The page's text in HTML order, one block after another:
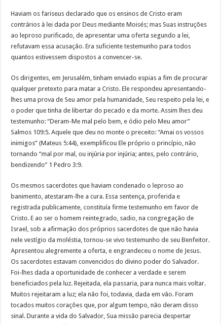
Haviam os fariseus declarado que os ensinos de Cristo eram
contrários à lei dada por Deus mediante Moisés; mas Suas instruções
ao leproso purificado, de apresentar uma oferta segundo a lei,
refutavam essa acusação. Era suficiente testemunho para todos
quantos estivessem dispostos a convencer-se.
Os dirigentes, em Jerusalém, tinham enviado espias a fim de procurar
qualquer pretexto para matar a Cristo. Ele respondeu apresentando-
lhes uma prova de Seu amor pela humanidade, Seu respeito pela lei, e
o poder que tinha de libertar do pecado e da morte. Assim lhes deu
testemunho: “Deram-Me mal pelo bem, e ódio pelo Meu amor”
Salmos 109:5. Aquele que deu no monte o preceito: “Amai os vossos
inimigos” (Mateus 5:44), exemplificou Ele próprio o princípio, não
tornando “mal por mal, ou injúria por injúria; antes, pelo contrário,
bendizendo” 1 Pedro 3:9.
Os mesmos sacerdotes que haviam condenado o leproso ao
banimento, atestaram-lhe a cura. Essa sentença, proferida e
registrada publicamente, constituía firme testemunho em favor de
Cristo. E ao ser o homem reintegrado, sadio, na congregação de
Israel, sob a afirmação dos próprios sacerdotes de que não havia
nele vestígio da moléstia, tornou-se vivo testemunho de seu Benfeitor.
Apresentou alegremente a oferta, e engrandeceu o nome de Jesus.
Os sacerdotes estavam convencidos do divino poder do Salvador.
Foi-lhes dada a oportunidade de conhecer a verdade e serem
beneficiados pela luz. Rejeitada, ela passaria, para nunca mais voltar.
Muitos rejeitaram a luz; ela não foi, todavia, dada em vão. Foram
tocados muitos corações que, por algum tempo, não deram disso
sinal. Durante a vida do Salvador, Sua missão parecia despertar